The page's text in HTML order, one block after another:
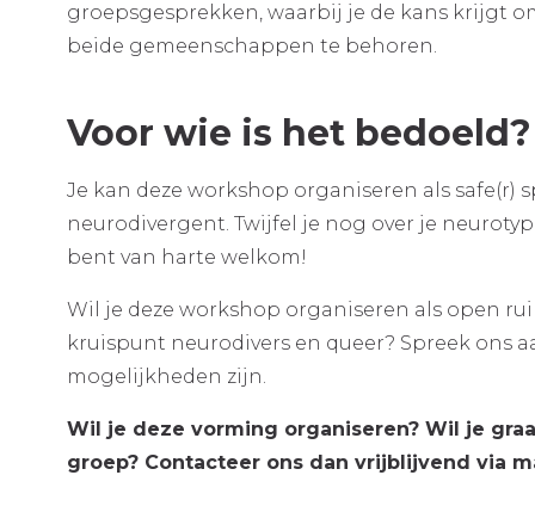
groepsgesprekken, waarbij je de kans krijgt
beide gemeenschappen te behoren.
Voor wie is het bedoeld?
Je kan deze workshop organiseren als safe(r)
neurodivergent. Twijfel je nog over je
bent van harte welkom!
Wil je deze workshop organiseren als open
kruispunt neurodivers en queer? Spreek ons
mogelijkheden zijn.
Wil je deze vorming organiseren? Wil je
groep? Contacteer ons dan vrijblijvend via